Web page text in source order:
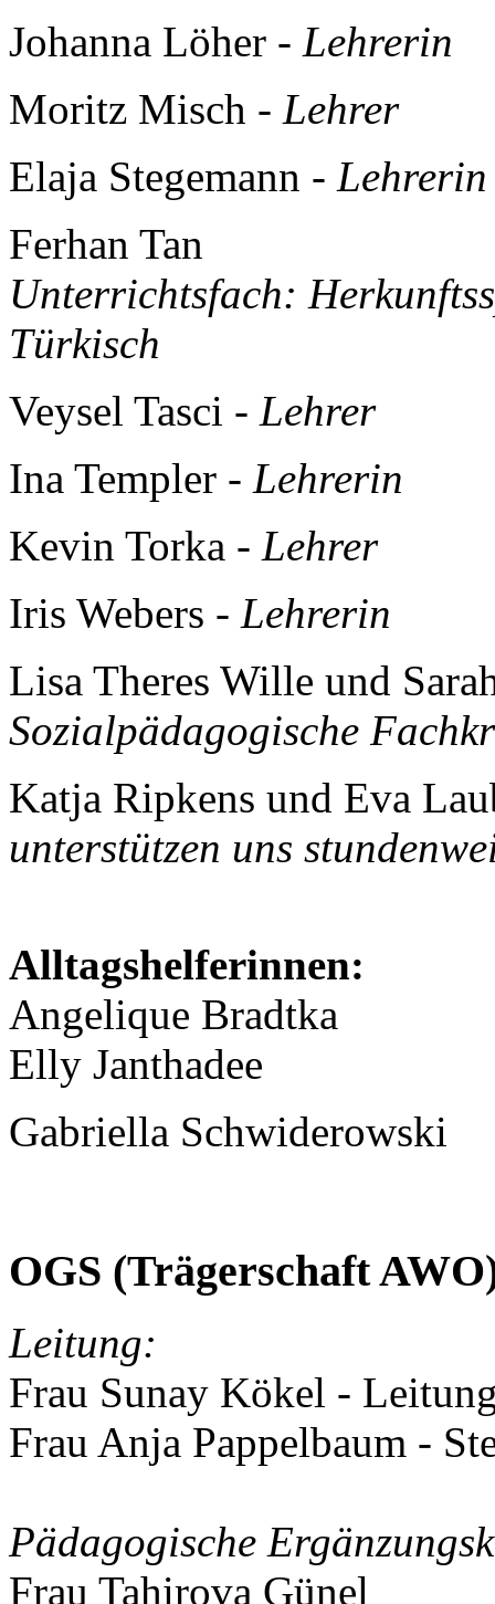
Johanna Löher - Lehrerin
Moritz Misch - Lehrer
Elaja Stegemann - Lehrerin
Ferhan Tan
Unterrichtsfach:
Türkisch
Veysel Tasci - Lehrer
Ina Templer - Lehrerin
Kevin Torka - Lehrer
Iris Webers - Lehrerin
Lisa Theres Wille und
Sozialpädagogische
Katja Ripkens und Eva
unterstützen uns
Alltagshelferinnen:
Angelique Bradtka
Elly Janthadee
Gabriella Schwiderowski
OGS (Trägerschaft
Leitung:
Frau Sunay Kökel -
Frau Anja Pappelbaum -
Pädagogische
Frau Tahirova Günel